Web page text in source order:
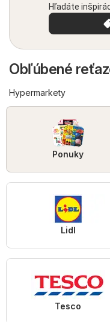
Hľadáte
Obľúbené
Hypermarkety
Ponuky
Lidl
Tesco